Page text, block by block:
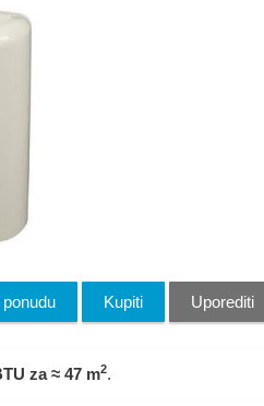
Kupiti Uporediti
za ≈ 47 m2.